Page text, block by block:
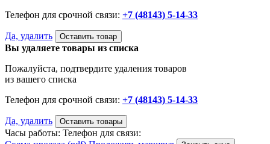
Телефон для срочной связи: +7 (48143) 5-14-33
Да, удалить Оставить товар
Вы удаляете товары из списка
Пожалуйста, подтвердите удаления товаров
из вашего списка
Телефон для срочной связи: +7 (48143) 5-14-33
Да, удалить Оставить товары
Часы работы: Телефон для связи: